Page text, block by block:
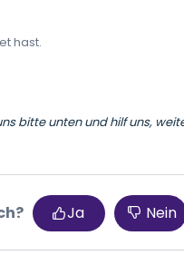
hast.
bitte unten und hilf uns,
Ja Nein